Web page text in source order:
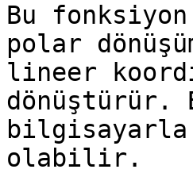
Bu
polar
lineer
dönüştürür.
bilgisayarla
olabilir.